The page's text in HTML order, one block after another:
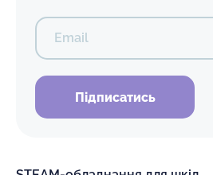
Email
Підписатись